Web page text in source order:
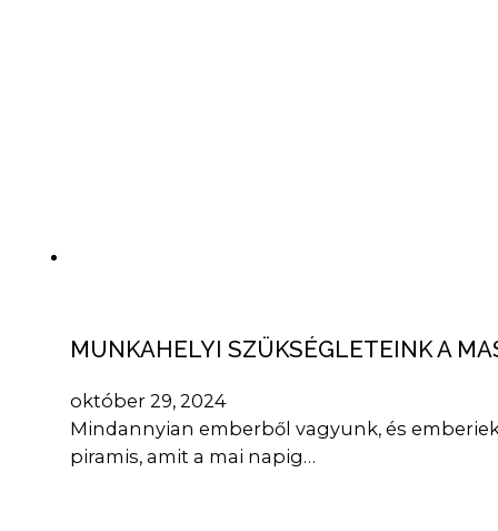
MUNKAHELYI SZÜKSÉGLETEINK A
október 29, 2024
Mindannyian emberből vagyunk, és
piramis, amit a mai napig…